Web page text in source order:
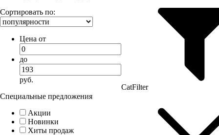
Сортировать по:
Цена от
до
руб.
Специальные предложения
Акции
Новинки
Хиты продаж
CatFilter